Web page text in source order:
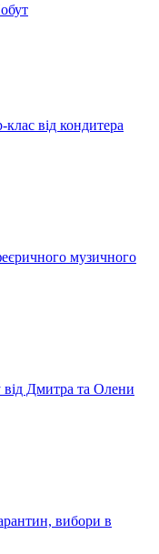
від кондитера
музичного
від Дмитра та Олени
вибори в